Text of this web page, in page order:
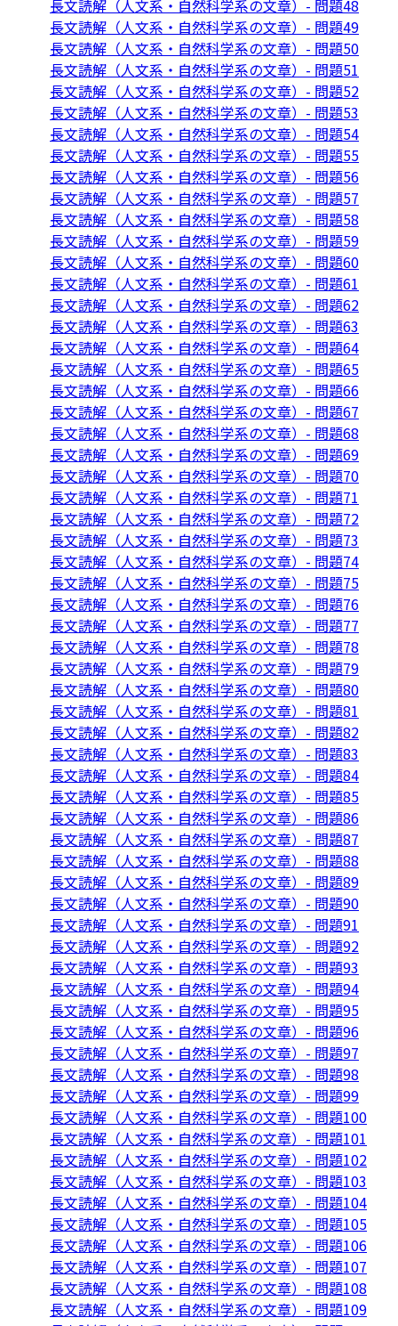
長文読解（人文系・自然科学系の文章）- 問題48
長文読解（人文系・自然科学系の文章）- 問題49
長文読解（人文系・自然科学系の文章）- 問題50
長文読解（人文系・自然科学系の文章）- 問題51
長文読解（人文系・自然科学系の文章）- 問題52
長文読解（人文系・自然科学系の文章）- 問題53
長文読解（人文系・自然科学系の文章）- 問題54
長文読解（人文系・自然科学系の文章）- 問題55
長文読解（人文系・自然科学系の文章）- 問題56
長文読解（人文系・自然科学系の文章）- 問題57
長文読解（人文系・自然科学系の文章）- 問題58
長文読解（人文系・自然科学系の文章）- 問題59
長文読解（人文系・自然科学系の文章）- 問題60
長文読解（人文系・自然科学系の文章）- 問題61
長文読解（人文系・自然科学系の文章）- 問題62
長文読解（人文系・自然科学系の文章）- 問題63
長文読解（人文系・自然科学系の文章）- 問題64
長文読解（人文系・自然科学系の文章）- 問題65
長文読解（人文系・自然科学系の文章）- 問題66
長文読解（人文系・自然科学系の文章）- 問題67
長文読解（人文系・自然科学系の文章）- 問題68
長文読解（人文系・自然科学系の文章）- 問題69
長文読解（人文系・自然科学系の文章）- 問題70
長文読解（人文系・自然科学系の文章）- 問題71
長文読解（人文系・自然科学系の文章）- 問題72
長文読解（人文系・自然科学系の文章）- 問題73
長文読解（人文系・自然科学系の文章）- 問題74
長文読解（人文系・自然科学系の文章）- 問題75
長文読解（人文系・自然科学系の文章）- 問題76
長文読解（人文系・自然科学系の文章）- 問題77
長文読解（人文系・自然科学系の文章）- 問題78
長文読解（人文系・自然科学系の文章）- 問題79
長文読解（人文系・自然科学系の文章）- 問題80
長文読解（人文系・自然科学系の文章）- 問題81
長文読解（人文系・自然科学系の文章）- 問題82
長文読解（人文系・自然科学系の文章）- 問題83
長文読解（人文系・自然科学系の文章）- 問題84
長文読解（人文系・自然科学系の文章）- 問題85
長文読解（人文系・自然科学系の文章）- 問題86
長文読解（人文系・自然科学系の文章）- 問題87
長文読解（人文系・自然科学系の文章）- 問題88
長文読解（人文系・自然科学系の文章）- 問題89
長文読解（人文系・自然科学系の文章）- 問題90
長文読解（人文系・自然科学系の文章）- 問題91
長文読解（人文系・自然科学系の文章）- 問題92
長文読解（人文系・自然科学系の文章）- 問題93
長文読解（人文系・自然科学系の文章）- 問題94
長文読解（人文系・自然科学系の文章）- 問題95
長文読解（人文系・自然科学系の文章）- 問題96
長文読解（人文系・自然科学系の文章）- 問題97
長文読解（人文系・自然科学系の文章）- 問題98
長文読解（人文系・自然科学系の文章）- 問題99
長文読解（人文系・自然科学系の文章）- 問題100
長文読解（人文系・自然科学系の文章）- 問題101
長文読解（人文系・自然科学系の文章）- 問題102
長文読解（人文系・自然科学系の文章）- 問題103
長文読解（人文系・自然科学系の文章）- 問題104
長文読解（人文系・自然科学系の文章）- 問題105
長文読解（人文系・自然科学系の文章）- 問題106
長文読解（人文系・自然科学系の文章）- 問題107
長文読解（人文系・自然科学系の文章）- 問題108
長文読解（人文系・自然科学系の文章）- 問題109